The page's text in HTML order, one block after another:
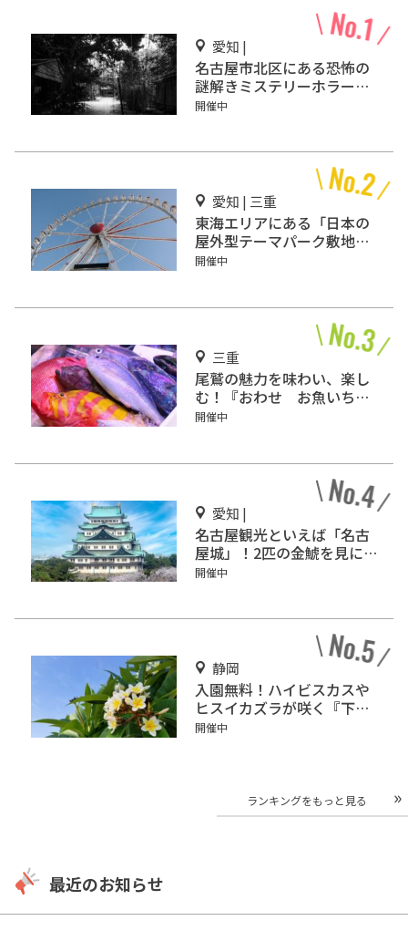
愛知 |
名古屋市北区にある恐怖の
謎解きミステリーホラー
「エモい家」あなたは行き
開催中
愛知 | 三重
東海エリアにある「日本の
屋外型テーマパーク敷地面
積ランキング」入りしてい
開催中
三重
尾鷲の魅力を味わい、楽し
む！『おわせ お魚いち
ば おとと』をご紹介
開催中
愛知 |
名古屋観光といえば「名古
屋城」！2匹の金鯱を見に
行こう
開催中
静岡
入園無料！ハイビスカスや
ヒスイカズラが咲く『下賀
茂熱帯植物園』で南国気分
開催中
ランキングをもっと見る
最近のお知らせ